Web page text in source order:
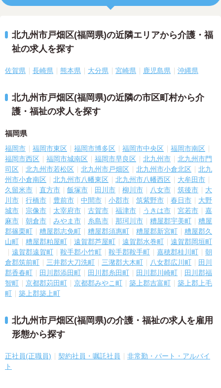
北九州市戸畑区(福岡県)の近隣エリアから介護・福
祉の求人を探す
佐賀県 長崎県 熊本県 大分県 宮崎県 鹿児島県 沖縄県
北九州市戸畑区(福岡県)の近隣の市区町村から介
護・福祉の求人を探す
福岡県
福岡市 福岡市東区 福岡市博多区 福岡市中央区
福岡市南区
福岡市西区
福岡市城南区 福岡市早良区 北九州市
北九州市門
司区
北九州市若松区 北九州市戸畑区 北九州市小倉北区
北九
州市小倉南区
北九州市八幡東区 北九州市八幡西区
大牟田市
久留米市
直方市 飯塚市 田川市 柳川市 八女市 筑後市
大
川市
行橋市 豊前市 中間市 小郡市 筑紫野市 春日市
大野
城市
宗像市 太宰府市 古賀市 福津市 うきは市 宮若市
嘉
麻市
朝倉市 みやま市 糸島市 那珂川市 糟屋郡宇美町
糟屋
郡篠栗町
糟屋郡志免町 糟屋郡須惠町 糟屋郡新宮町
糟屋郡久
山町
糟屋郡粕屋町 遠賀郡芦屋町 遠賀郡水巻町
遠賀郡岡垣町
遠賀郡遠賀町
鞍手郡小竹町 鞍手郡鞍手町 嘉穂郡桂川町
朝
倉郡筑前町
三井郡大刀洗町 三潴郡大木町 八女郡広川町
田川
郡香春町
田川郡添田町 田川郡糸田町 田川郡川崎町
田川郡福
智町
京都郡苅田町 京都郡みやこ町 築上郡吉富町
築上郡上毛
町
築上郡築上町
北九州市戸畑区(福岡県)の介護・福祉の求人を雇用
形態から探す
正社員(正職員) 契約社員・嘱託社員
非常勤・パート・アルバイ
ト